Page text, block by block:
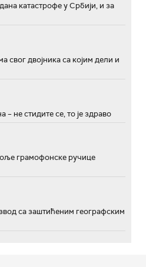
катастрофе у Србији, и за
свог двојника са којим дели и
– не стидите се, то је здраво
грамофонске ручице
са заштићеним географским